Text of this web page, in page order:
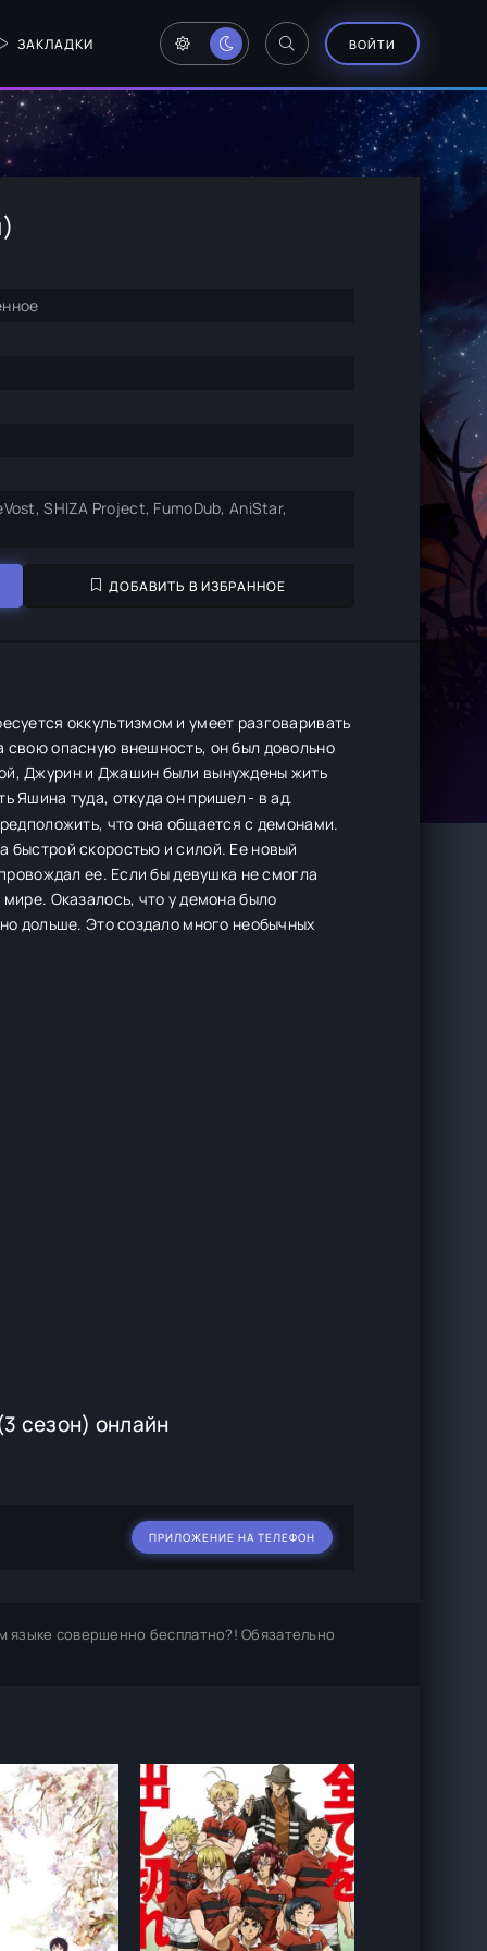
ЗАКЛАДКИ ВОЙТИ
SHIZA Project, FumoDub, AniStar,
ДОБАВИТЬ В ИЗБРАННОЕ
оккультизмом и умеет разговаривать
опасную внешность, он был довольно
Джурин и Джашин были вынуждены жить
Яшина туда, откуда он пришел - в ад.
что она общается с демонами.
быстрой скоростью и силой. Ее новый
ее. Если бы девушка не смогла
Оказалось, что у демона было
дольше. Это создало много необычных
сезон) онлайн
ПРИЛОЖЕНИЕ НА ТЕЛЕФОН
языке совершенно бесплатно?! Обязательно